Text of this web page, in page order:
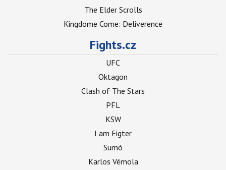
The Elder Scrolls
Kingdome Come: Deliverence
Fights.cz
UFC
Oktagon
Clash of The Stars
PFL
KSW
I am Figter
Sumó
Karlos Vémola